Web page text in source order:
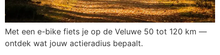
Met een e-bike fiets je op de Veluwe 50 tot 120 km —
ontdek wat jouw actieradius bepaalt.